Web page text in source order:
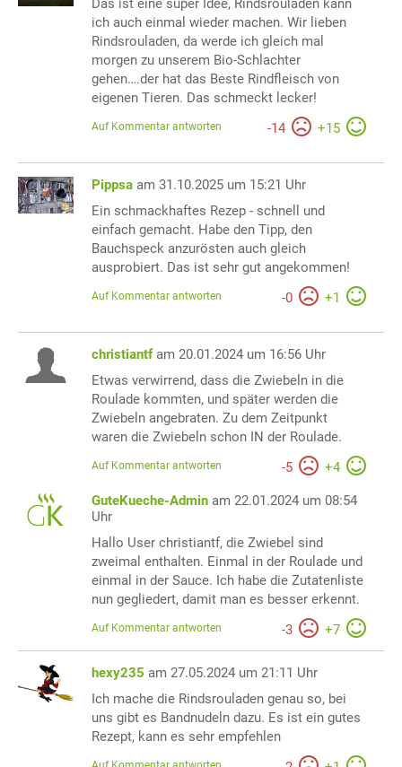
Das ist eine super Idee, Rindsrouladen kann
ich auch einmal wieder machen. Wir lieben
Rindsrouladen, da werde ich gleich mal
morgen zu unserem Bio-Schlachter
gehen….der hat das Beste Rindfleisch von
eigenen Tieren. Das schmeckt lecker!
-14 +15
Auf Kommentar antworten
Pippsa am 31.10.2025 um 15:21 Uhr
Ein schmackhaftes Rezep - schnell und
einfach gemacht. Habe den Tipp, den
Bauchspeck anzurösten auch gleich
ausprobiert. Das ist sehr gut angekommen!
-0 +1
Auf Kommentar antworten
christiantf am 20.01.2024 um 16:56 Uhr
Etwas verwirrend, dass die Zwiebeln in die
Roulade kommten, und später werden die
Zwiebeln angebraten. Zu dem Zeitpunkt
waren die Zwiebeln schon IN der Roulade.
-5 +4
Auf Kommentar antworten
GuteKueche-Admin am 22.01.2024 um 08:54
Uhr
Hallo User christiantf, die Zwiebel sind
zweimal enthalten. Einmal in der Roulade und
einmal in der Sauce. Ich habe die Zutatenliste
nun gegliedert, damit man es besser erkennt.
-3 +7
Auf Kommentar antworten
hexy235 am 27.05.2024 um 21:11 Uhr
Ich mache die Rindsrouladen genau so, bei
uns gibt es Bandnudeln dazu. Es ist ein gutes
Rezept, kann es sehr empfehlen